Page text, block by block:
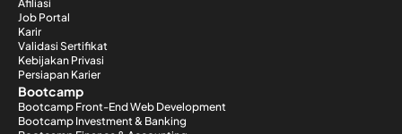
Afiliasi
Job Portal
Karir
Validasi Sertifikat
Kebijakan Privasi
Persiapan Karier
Bootcamp
Bootcamp Front-End Web Development
Bootcamp Investment & Banking